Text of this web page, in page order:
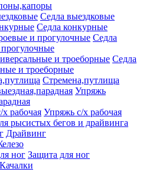
Седла выездковые
Седла конкурные
Седла
Седла
и троеборные
Стремена,путлища
Упряжь
Упряжь с/х рабочая
рысистых бегов и драйвинга
Драйвинг
Защита для ног
Качалки